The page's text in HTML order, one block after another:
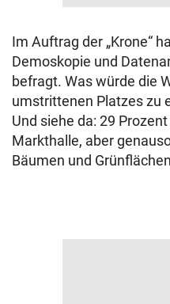
Im Auftrag der „Krone“
Demoskopie und
befragt. Was würde die
umstrittenen Platzes zu
Und siehe da: 29
Markthalle, aber
Bäumen und